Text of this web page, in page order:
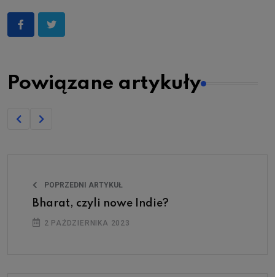
Powiązane artykuły
POPRZEDNI ARTYKUŁ
Bharat, czyli nowe Indie?
2 PAŹDZIERNIKA 2023